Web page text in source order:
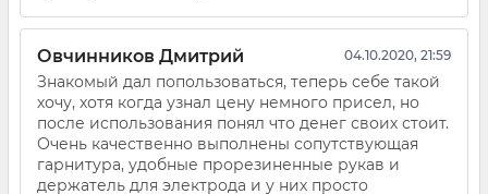
Овчинников Дмитрий 04.10.2020, 21:59
Знакомый дал попользоваться, теперь себе такой
хочу, хотя когда узнал цену немного присел, но
после использования понял что денег своих стоит.
Очень качественно выполнены сопутствующая
гарнитура, удобные прорезиненные рукав и
держатель для электрода и у них просто